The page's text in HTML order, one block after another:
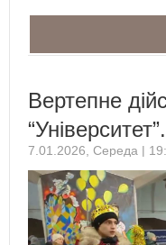
Вертепне
7.01.2026, Середа |